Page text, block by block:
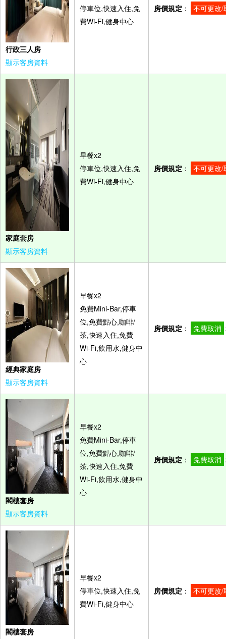
行政三人房
顯示客房資料
停車位,快速入住,免
費Wi-Fi,健身中心
房價規定 ： 不可更改/
家庭套房
顯示客房資料
早餐x2
停車位,快速入住,免
費Wi-Fi,健身中心
房價規定 ： 不可更改/
經典家庭房
顯示客房資料
早餐x2
免費Mini-Bar,停車
位,免費點心,咖啡/
茶,快速入住,免費
Wi-Fi,飲用水,健身中
心
房價規定 ： 免費取消
閣樓套房
顯示客房資料
早餐x2
免費Mini-Bar,停車
位,免費點心,咖啡/
茶,快速入住,免費
Wi-Fi,飲用水,健身中
心
房價規定 ： 免費取消
閣樓套房
早餐x2
停車位,快速入住,免
費Wi-Fi,健身中心
房價規定 ： 不可更改/